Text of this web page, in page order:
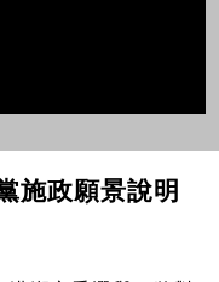
施政願景說明